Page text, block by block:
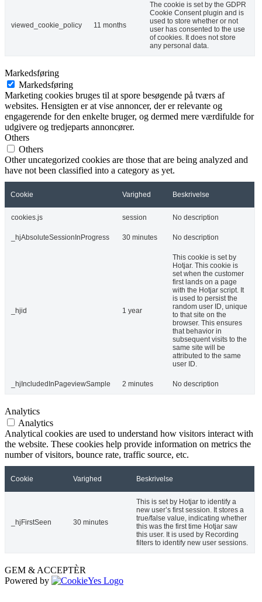
viewed_cookie_policy 11 months
The cookie is set by the GDPR
Cookie Consent plugin and is
used to store whether or not
user has consented to the use
of cookies. It does not store
any personal data.
Markedsføring
Markedsføring
Marketing cookies bruges til at spore besøgende på tværs af
websites. Hensigten er at vise annoncer, der er relevante og
engagerende for den enkelte bruger, og dermed mere værdifulde for
udgivere og tredjeparts annoncører.
Others
Others
Other uncategorized cookies are those that are being analyzed and
have not been classified into a category as yet.
Cookie Varighed Beskrivelse
cookies.js session No description
_hjAbsoluteSessionInProgress 30 minutes No description
_hjid 1 year
This cookie is set by
Hotjar. This cookie is
set when the customer
first lands on a page
with the Hotjar script. It
is used to persist the
random user ID, unique
to that site on the
browser. This ensures
that behavior in
subsequent visits to the
same site will be
attributed to the same
user ID.
_hjIncludedInPageviewSample 2 minutes No description
Analytics
Analytics
Analytical cookies are used to understand how visitors interact with
the website. These cookies help provide information on metrics the
number of visitors, bounce rate, traffic source, etc.
Cookie Varighed Beskrivelse
_hjFirstSeen 30 minutes
This is set by Hotjar to identify a
new user’s first session. It stores a
true/false value, indicating whether
this was the first time Hotjar saw
this user. It is used by Recording
filters to identify new user sessions.
GEM & ACCEPTÈR
Powered by